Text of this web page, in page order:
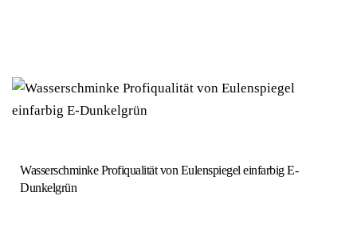
Wasserschminke Profiqualität von Eulenspiegel einfarbig E-
Dunkelgrün